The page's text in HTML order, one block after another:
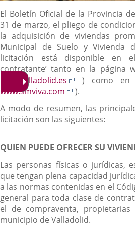
Descripción
El Boletín Oficial de la Provincia
31 de marzo, el pliego de
la adquisición de viviendas
Municipal de Suelo y Vivienda
licitación está disponible en
contratante’ tanto en la página
www.valladolid.es
Enlace
a
aplicación
externa.
) como en
www.smviva.com
Enlace
una
aplicación
).
A modo de resumen, las
licitación son las siguientes:
QUIEN PUEDE OFRECER SU
Las personas físicas o jurídicas,
que tengan plena capacidad
a las normas contenidas en el
general para toda clase de
el de compraventa,
municipio de Valladolid.